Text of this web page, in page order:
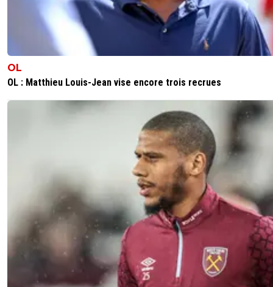
OL
OL : Matthieu Louis-Jean vise encore trois recrues